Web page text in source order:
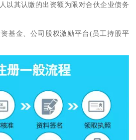
以其认缴的出资额为限对合伙企业债务
基金、公司股权激励平台(员工持股平